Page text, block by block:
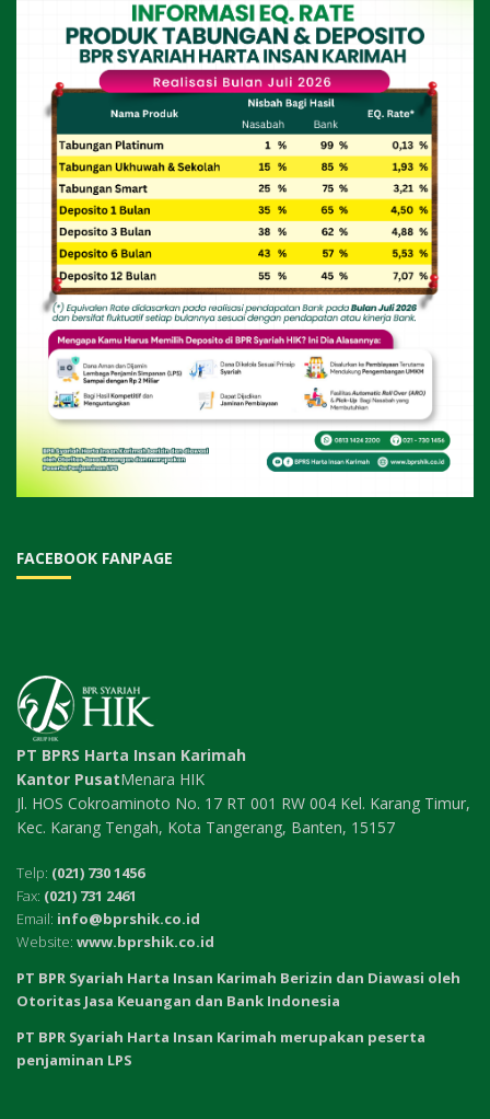
FACEBOOK FANPAGE
PT BPRS Harta Insan Karimah
Kantor PusatMenara HIK
Jl. HOS Cokroaminoto No. 17 RT 001 RW 004 Kel. Karang Timur,
Kec. Karang Tengah, Kota Tangerang, Banten, 15157
Telp: (021) 730 1456
Fax: (021) 731 2461
Email: info@bprshik.co.id
Website: www.bprshik.co.id
PT BPR Syariah Harta Insan Karimah Berizin dan Diawasi oleh
Otoritas Jasa Keuangan dan Bank Indonesia
PT BPR Syariah Harta Insan Karimah merupakan peserta
penjaminan LPS